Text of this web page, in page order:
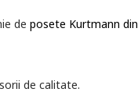
de posete Kurtmann din
de calitate.